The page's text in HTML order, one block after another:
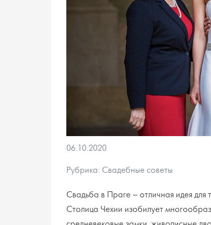
06.10.2020
Рубрика: Свадебные советы
Свадьба в Праге – отличная идея для
Столица Чехии изобилует